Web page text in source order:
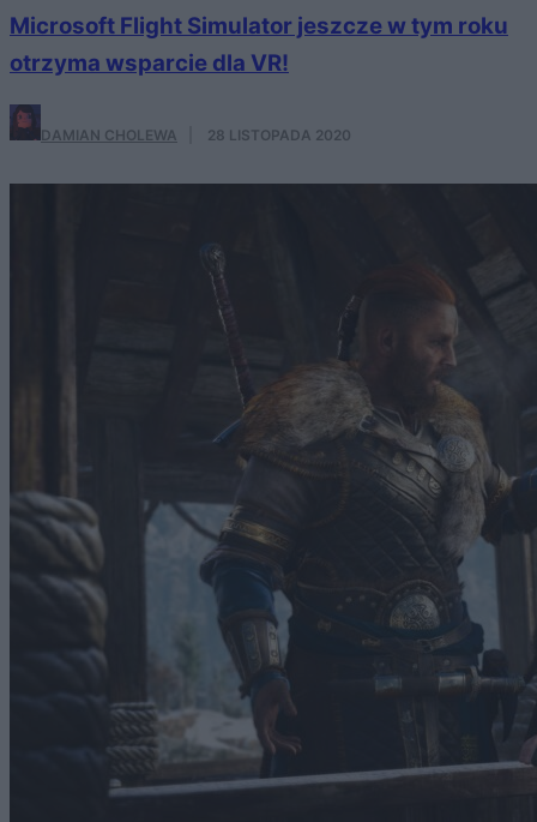
Microsoft Flight Simulator jeszcze w tym roku
otrzyma wsparcie dla VR!
DAMIAN CHOLEWA 28 LISTOPADA 2020